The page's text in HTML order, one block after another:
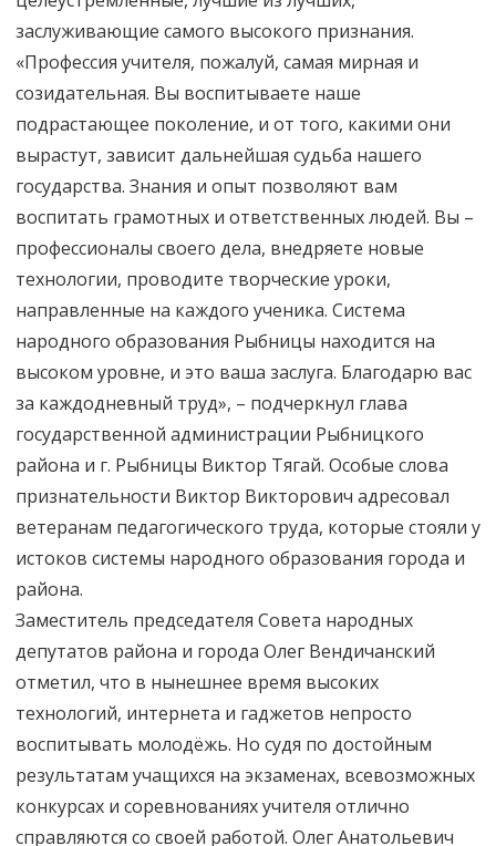
заслуживающие самого высокого признания.
«Профессия учителя, пожалуй, самая мирная и
созидательная. Вы воспитываете наше
подрастающее поколение, и от того, какими они
вырастут, зависит дальнейшая судьба нашего
государства. Знания и опыт позволяют вам
воспитать грамотных и ответственных людей. Вы –
профессионалы своего дела, внедряете новые
технологии, проводите творческие уроки,
направленные на каждого ученика. Система
народного образования Рыбницы находится на
высоком уровне, и это ваша заслуга. Благодарю вас
за каждодневный труд», – подчеркнул глава
государственной администрации Рыбницкого
района и г. Рыбницы Виктор Тягай. Особые слова
признательности Виктор Викторович адресовал
ветеранам педагогического труда, которые стояли у
истоков системы народного образования города и
района.
Заместитель председателя Совета народных
депутатов района и города Олег Вендичанский
отметил, что в нынешнее время высоких
технологий, интернета и гаджетов непросто
воспитывать молодёжь. Но судя по достойным
результатам учащихся на экзаменах, всевозможных
конкурсах и соревнованиях учителя отлично
справляются со своей работой. Олег Анатольевич